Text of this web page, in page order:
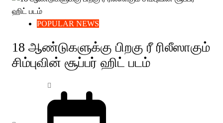
POPULAR NEWS
18 ஆண்டுகளுக்கு பிறகு ரீ ரிலீஸாகும்
சிம்புவின் சூப்பர் ஹிட் படம்